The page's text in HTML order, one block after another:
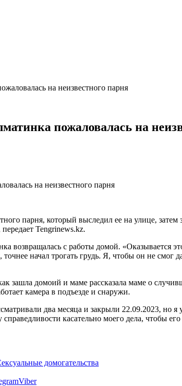
на неизвестного парня
пожаловалась на
парня, который выследил ее на улице,
Tengrinews.kz.
возвращалась с работы домой. «Оказывается
начал трогать грудь. Я, чтобы он не смог
зашла домоий и маме рассказала маме о
камера в подъезде и снаружи.
два месяца и закрыли 22.09.2023, но
касательно моего дела, чтобы
домогательства
Viber